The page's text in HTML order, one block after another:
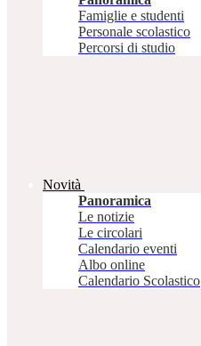
Famiglie e studenti
Personale scolastico
Percorsi di studio
Novità
Panoramica
Le notizie
Le circolari
Calendario eventi
Albo online
Calendario Scolastico